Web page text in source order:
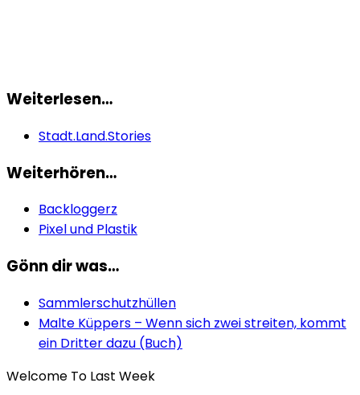
Weiterlesen…
Stadt.Land.Stories
Weiterhören…
Backloggerz
Pixel und Plastik
Gönn dir was…
Sammlerschutzhüllen
Malte Küppers – Wenn sich zwei streiten, kommt
ein Dritter dazu (Buch)
Welcome To Last Week